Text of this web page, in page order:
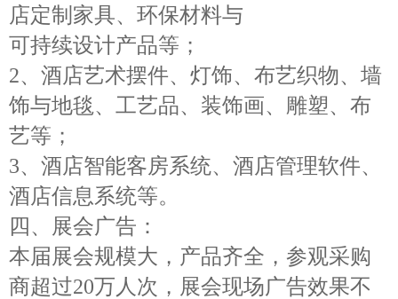
店定制家具、环保材料与
可持续设计产品等；
2、酒店艺术摆件、灯饰、布艺织物、墙
饰与地毯、工艺品、装饰画、雕塑、布
艺等；
3、酒店智能客房系统、酒店管理软件、
酒店信息系统等。
四 、展会广告：
本届展会规模大， 产品齐全， 参观采购
商超过20万 人次 ，展会现场广告效果不